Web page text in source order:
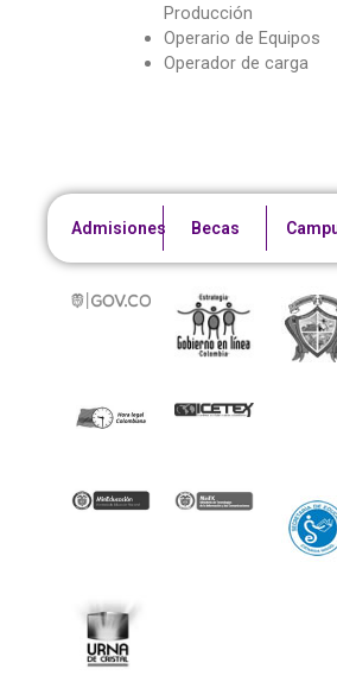
Producción
Operario de Equipos
Operador de carga
Admisiones Becas